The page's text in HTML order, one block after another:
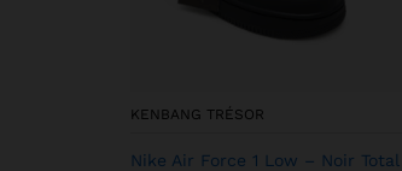
KENBANG TRÉSOR
Nike Air Force 1 Low – Noir Total